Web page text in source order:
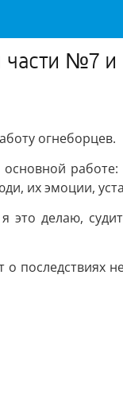
части №7
огнеборцев.
основной
их эмоции,
это делаю,
о последствиях